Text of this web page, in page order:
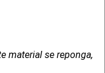
material se reponga,